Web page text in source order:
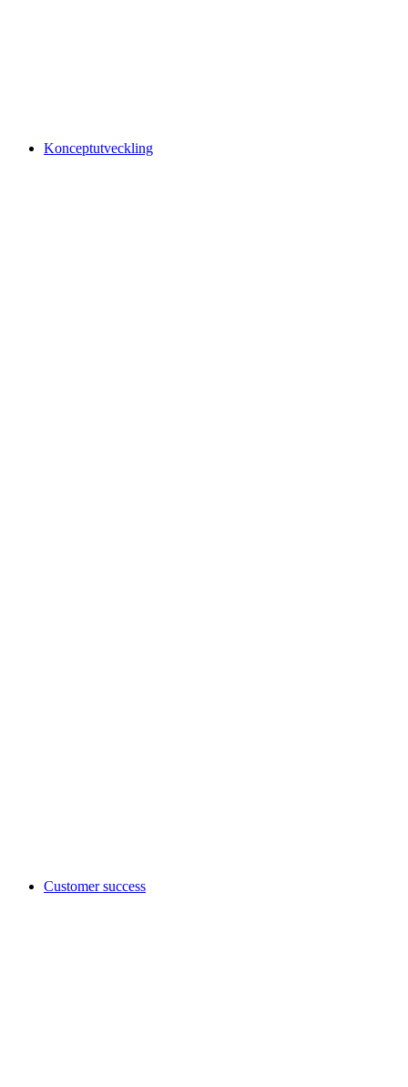
Konceptutveckling
Customer success